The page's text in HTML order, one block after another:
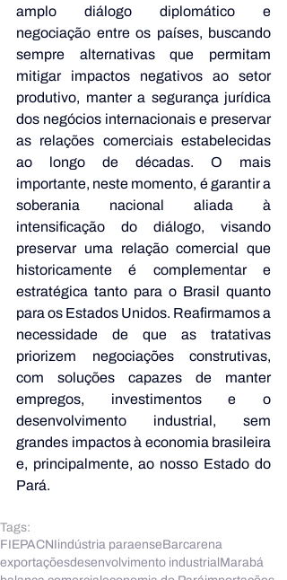
amplo diálogo diplomático e
negociação entre os países, buscando
sempre alternativas que permitam
mitigar impactos negativos ao setor
produtivo, manter a segurança jurídica
dos negócios internacionais e preservar
as relações comerciais estabelecidas
ao longo de décadas. O mais
importante, neste momento, é garantir a
soberania nacional aliada à
intensificação do diálogo, visando
preservar uma relação comercial que
historicamente é complementar e
estratégica tanto para o Brasil quanto
para os Estados Unidos. Reafirmamos a
necessidade de que as tratativas
priorizem negociações construtivas,
com soluções capazes de manter
empregos, investimentos e o
desenvolvimento industrial, sem
grandes impactos à economia brasileira
e, principalmente, ao nosso Estado do
Pará.
Tags:
FIEPACNIindústria paraenseBarcarena
exportaçõesdesenvolvimento industrialMarabá